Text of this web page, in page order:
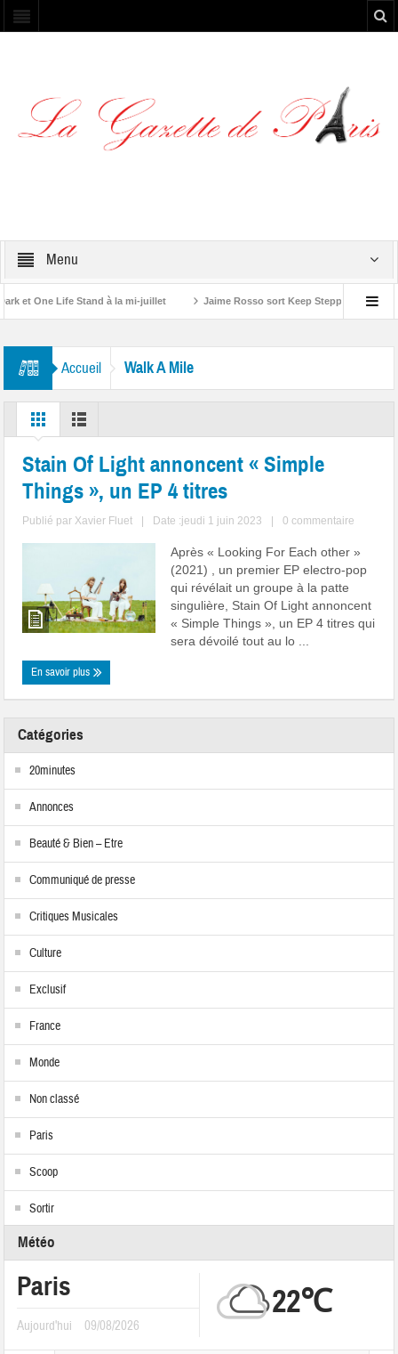
Menu
et One Life Stand à la mi-juillet Jaime Rosso sort Keep Stepping, son
Accueil Walk A Mile
Stain Of Light annoncent « Simple
Things », un EP 4 titres
Publié par Xavier Fluet Date :jeudi 1 juin 2023 0 commentaire
Après « Looking For Each other »
(2021) , un premier EP electro-pop
qui révélait un groupe à la patte
singulière, Stain Of Light annoncent
« Simple Things », un EP 4 titres qui
sera dévoilé tout au lo ...
En savoir plus
Catégories
20minutes
Annonces
Beauté & Bien – Etre
Communiqué de presse
Critiques Musicales
Culture
Exclusif
France
Monde
Non classé
Paris
Scoop
Sortir
Météo
Paris
Aujourd'hui 09/08/2026
22℃